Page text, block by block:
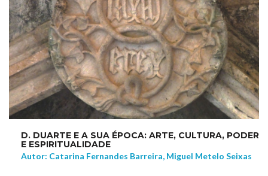
D. DUARTE E A SUA ÉPOCA: ARTE, CULTURA, PODER
E ESPIRITUALIDADE
Autor: Catarina Fernandes Barreira, Miguel Metelo Seixas